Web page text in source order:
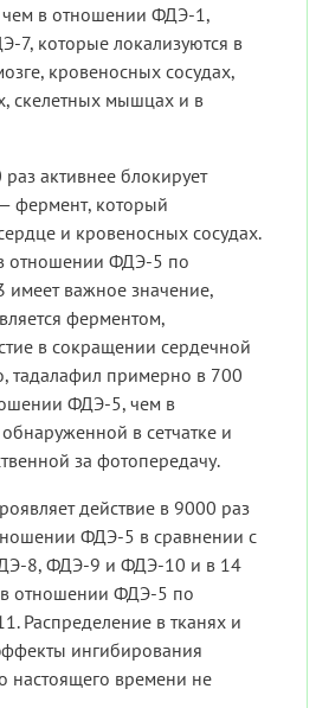
в отношении ФДЭ-1,
которые локализуются в
кровеносных сосудах,
скелетных мышцах и в
активнее блокирует
который
и кровеносных сосудах.
в отношении ФДЭ-5 по
важное значение,
ферментом,
в сокращении сердечной
тадалафил примерно в 700
ФДЭ-5, чем в
в сетчатке и
за фотопередачу.
действие в 9000 раз
ФДЭ-5 в сравнении с
8, ФДЭ-9 и ФДЭ-10 и в 14
отношении ФДЭ-5 по
Распределение в тканях и
ингибирования
времени не